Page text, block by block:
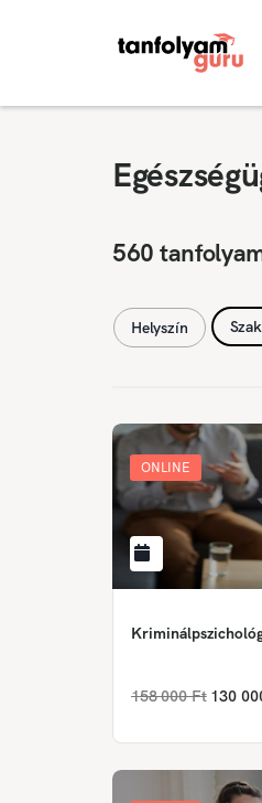
560
Helyszín
ONLINE
158 000 Ft 130